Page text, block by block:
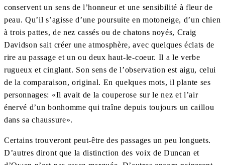
conservent un sens de l’honneur et une sensibilité à fleur de
peau. Qu’il s’agisse d’une poursuite en motoneige, d’un chien
à trois pattes, de nez cassés ou de chatons noyés, Craig
Davidson sait créer une atmosphère, avec quelques éclats de
rire au passage et un ou deux haut-le-coeur. Il a le verbe
rugueux et cinglant. Son sens de l’observation est aigu, celui
de la comparaison, original. En quelques mots, il plante ses
personnages: «Il avait de la couperose sur le nez et l’air
énervé d’un bonhomme qui traîne depuis toujours un caillou
dans sa chaussure».
Certains trouveront peut-être des passages un peu longuets.
D’autres diront que la distinction des voix de Duncan et